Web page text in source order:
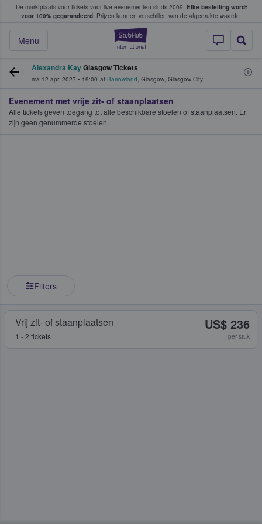
De marktplaats voor tickets voor live-evenementen sinds 2009. Elke bestelling wordt
voor 100% gegarandeerd. Prijzen kunnen verschillen van de afgedrukte waarde.
StubHub: waar
Menu
tickets kopen en verkopen
Alexandra KayGlasgow Tickets
ma 12 apr. 2027 • 19:00 at Barrowland, Glasgow, Glasgow City
Evenement met vrije zit- of staanplaatsen
Alle tickets geven toegang tot alle beschikbare stoelen of staanplaatsen. Er
zijn geen genummerde stoelen.
Filters
Vrij zit- of staanplaatsen
1 - 2 tickets
US$ 236
per stuk